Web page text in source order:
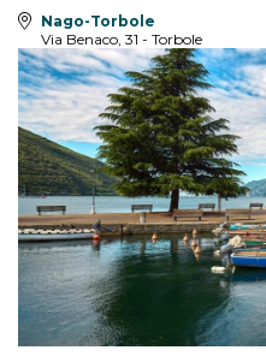
Nago-Torbole
Via Benaco, 31 - Torbole